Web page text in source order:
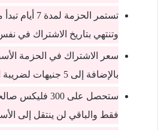
تستمر الحزمة
وتنتهي بتاريخ الاشتراك في
بالإضافة إلى 5 جنيهات لضريبة القيمة المضافة.
ستحصل على 300
فقط والباقي لن ينتقل إلى